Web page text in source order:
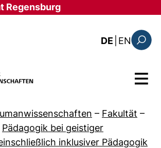
Direkt zum Inhalt
Regensburg
DE EN: this
Menü
– Fakultät –
Pädagogik bei geistiger
inklusiver Pädagogik